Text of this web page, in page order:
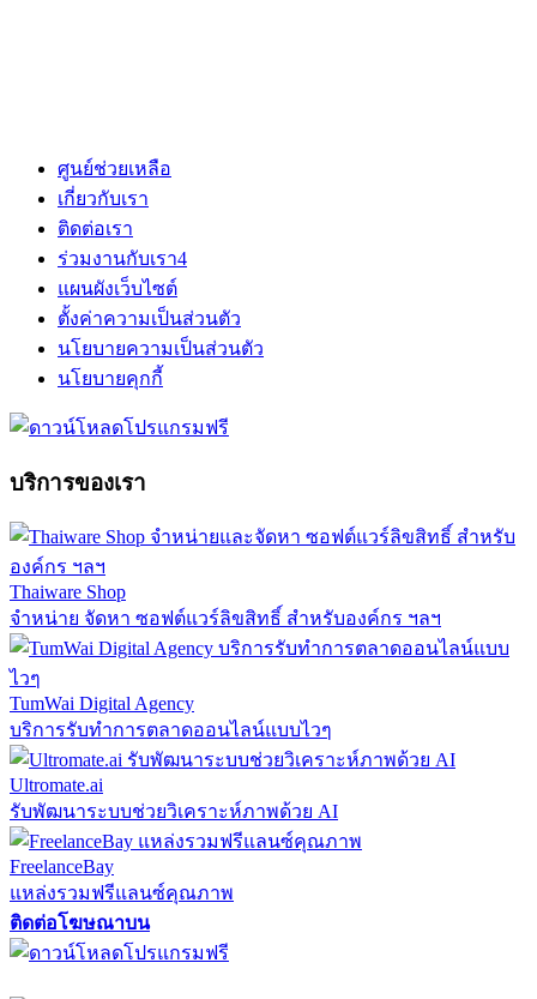
ศูนย์ช่วยเหลือ
เกี่ยวกับเรา
ติดต่อเรา
ร่วมงานกับเรา4
แผนผังเว็บไซต์
ตั้งค่าความเป็นส่วนตัว
นโยบายความเป็นส่วนตัว
นโยบายคุกกี้
บริการของเรา
Thaiware Shop
จำหน่าย จัดหา ซอฟต์แวร์ลิขสิทธิ์ สำหรับองค์กร ฯลฯ
TumWai Digital Agency
บริการรับทำการตลาดออนไลน์แบบไวๆ
Ultromate.ai
รับพัฒนาระบบช่วยวิเคราะห์ภาพด้วย AI
FreelanceBay
แหล่งรวมฟรีแลนซ์คุณภาพ
ติดต่อโฆษณาบน